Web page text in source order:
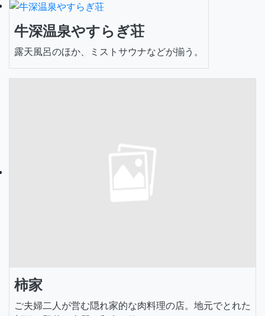
牛深温泉やすらぎ荘
露天風呂のほか、ミストサウナなどが揃う。
柿家
ご夫婦二人が営む隠れ家的な肉料理の店。地元でとれた